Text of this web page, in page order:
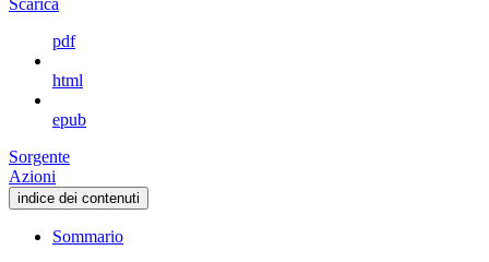
Scarica
pdf
html
epub
Sorgente
Azioni
indice dei contenuti
Sommario